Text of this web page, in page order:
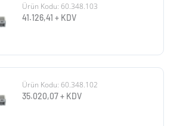
Ürün Kodu: 60.348.103
41.126,41 + KDV
Ürün Kodu: 60.348.102
35.020,07+ KDV